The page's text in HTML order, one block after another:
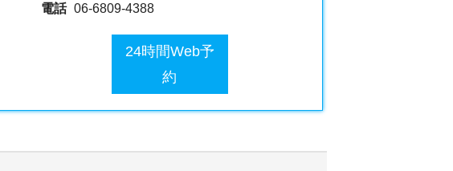
電話 06-6809-4388
24時間Web予
約